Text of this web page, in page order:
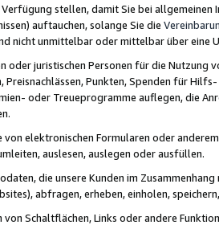
Verfügung stellen, damit Sie bei
auftauchen, solange Sie die
nicht unmittelbar oder mittelbar über eine
oder juristischen Personen für die Nutzung
Preisnachlässen, Punkten, Spenden für
oder Treueprogramme auflegen, die
von elektronischen Formularen oder
auslesen, auslegen oder ausfüllen.
die unsere Kunden im
abfragen, erheben, einholen,
von Schaltflächen, Links oder andere